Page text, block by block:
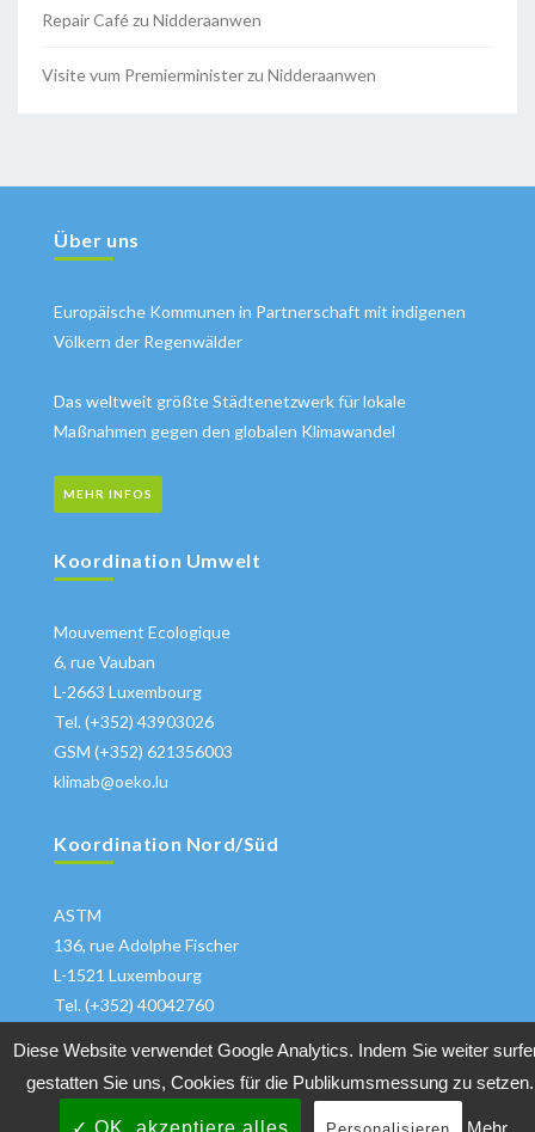
Repair Café zu Nidderaanwen
Visite vum Premierminister zu Nidderaanwen
Über uns
Europäische Kommunen in Partnerschaft mit indigenen
Völkern der Regenwälder
Das weltweit größte Städtenetzwerk für lokale
Maßnahmen gegen den globalen Klimawandel
MEHR INFOS
Koordination Umwelt
Mouvement Ecologique
6, rue Vauban
L-2663 Luxembourg
Tel. (+352) 43903026
GSM (+352) 621356003
klimab@oeko.lu
Koordination Nord/Süd
ASTM
136, rue Adolphe Fischer
L-1521 Luxembourg
Tel. (+352) 40042760
Diese Website verwendet Google Analytics. Indem Sie weiter
gestatten Sie uns, Cookies für die Publikumsmessung zu setzen.
✓ OK, akzeptiere alles Personalisieren Mehr